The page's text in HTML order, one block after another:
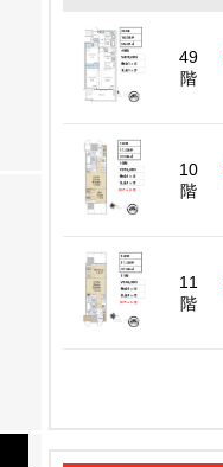
49
階
10
階
11
階